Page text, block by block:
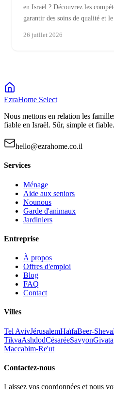
en Israël ? Découvrez les
garantir des soins de qualité et
26 juillet 2026
EzraHome Select
Nous mettons en relation les
fiable en Israël. Sûr, simple et fiable.
hello@ezrahome.co.il
Services
Ménage
Aide aux seniors
Nounous
Garde d'animaux
Jardiniers
Entreprise
À propos
Offres d'emploi
Blog
FAQ
Contact
Villes
Tel AvivJérusalemHaïfaBeer-Sheva
TikvaAshdodCésaréeSavyon
Maccabim-Re'ut
Contactez-nous
Laissez vos coordonnées et nous